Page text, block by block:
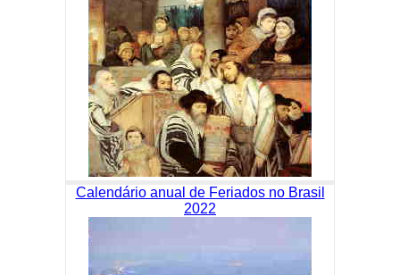
Calendário anual de Feriados no Brasil
2022